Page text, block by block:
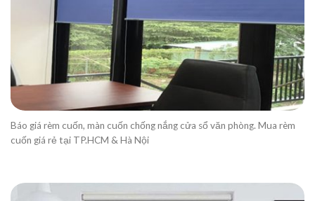
Báo giá rèm cuốn, màn cuốn chống nắng cửa sổ văn phòng. Mua rèm
cuốn giá rẻ tại TP.HCM & Hà Nội